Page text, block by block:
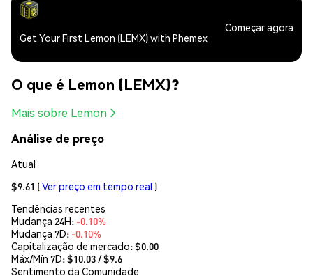
Get Your First Lemon (LEMX) with Phemex
Começar agora
O que é Lemon (LEMX)?
Mais sobre Lemon
Análise de preço
Atual
$9.61 (Ver preço em tempo real )
Tendências recentes
Mudança 24H: -0.10%
Mudança 7D: -0.10%
Capitalização de mercado:$0.00
Máx/Mín 7D: $10.03/ $9.6
Sentimento da Comunidade